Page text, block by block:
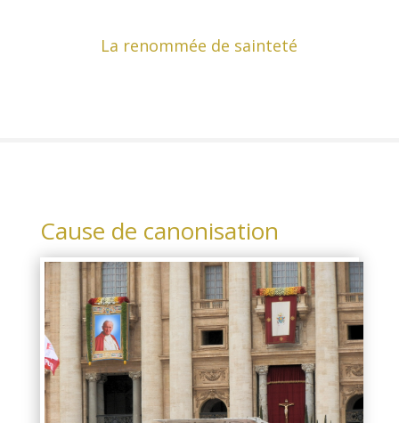
La renommée de sainteté
Cause de canonisation